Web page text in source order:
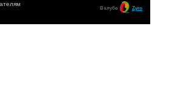
В клубе Zyro